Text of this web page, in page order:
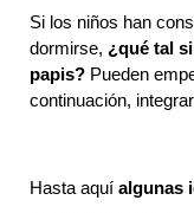
Si los niños han
dormirse, ¿qué tal
papis? Pueden
continuación,
Hasta aquí algunas